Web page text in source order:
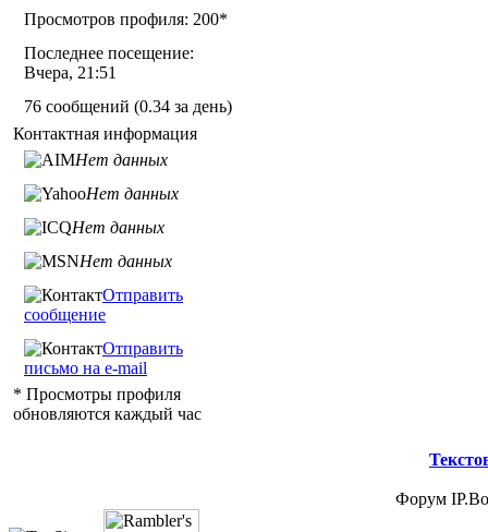
Просмотров профиля: 200*
Последнее посещение:
Вчера, 21:51
76 сообщений (0.34 за день)
Контактная информация
Нет данных
Нет данных
Нет данных
Нет данных
Отправить
сообщение
Отправить
письмо на e-mail
* Просмотры профиля
обновляются каждый час
Форум